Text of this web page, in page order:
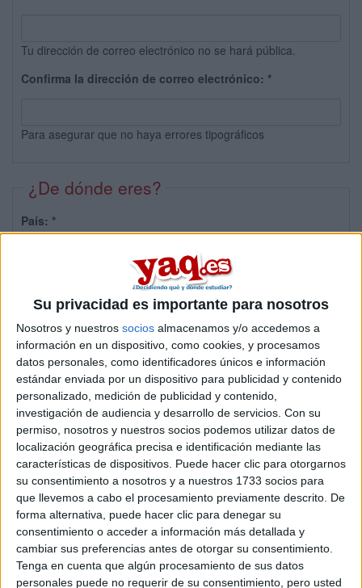
Su privacidad es importante para nosotros
Nosotros y nuestros socios almacenamos y/o accedemos a
información en un dispositivo, como cookies, y procesamos
datos personales, como identificadores únicos e información
estándar enviada por un dispositivo para publicidad y contenido
personalizado, medición de publicidad y contenido,
investigación de audiencia y desarrollo de servicios. Con su
permiso, nosotros y nuestros socios podemos utilizar datos de
localización geográfica precisa e identificación mediante las
características de dispositivos. Puede hacer clic para otorgarnos
su consentimiento a nosotros y a nuestros 1733 socios para
que llevemos a cabo el procesamiento previamente descrito. De
forma alternativa, puede hacer clic para denegar su
consentimiento o acceder a información más detallada y
cambiar sus preferencias antes de otorgar su consentimiento.
Tenga en cuenta que algún procesamiento de sus datos
personales puede no requerir de su consentimiento, pero usted
Tu dirección de correo electrónico no se hará pública.
Confirma la dirección de correo electrónico: *
Para asegurar que no haya errores tipográficos
¿De dónde eres?
País: *
Sobre ti
Soy:*
Chico
Chica
¿En qué año terminas (o terminaste) bachillerato o FP?
Soy estudiante de:*